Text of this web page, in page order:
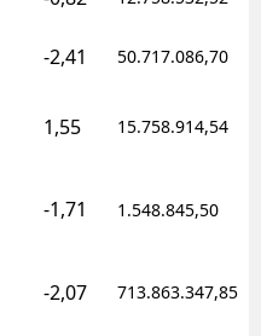
-2,41 50.717.086,70
1,55 15.758.914,54
-1,71 1.548.845,50
-2,07 713.863.347,85